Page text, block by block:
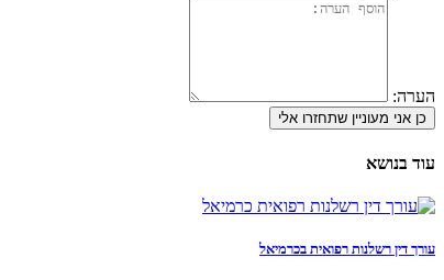
הערה:
כן אני מעוניין שתחזרו אלי
עוד בנושא
עורך דין רשלנות רפואית בכרמיאל